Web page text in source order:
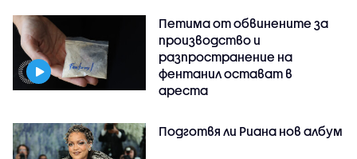
Петима от обвинените за
производство и
разпространение на
фентанил остават в
ареста
Подготвя ли Риана нов албум